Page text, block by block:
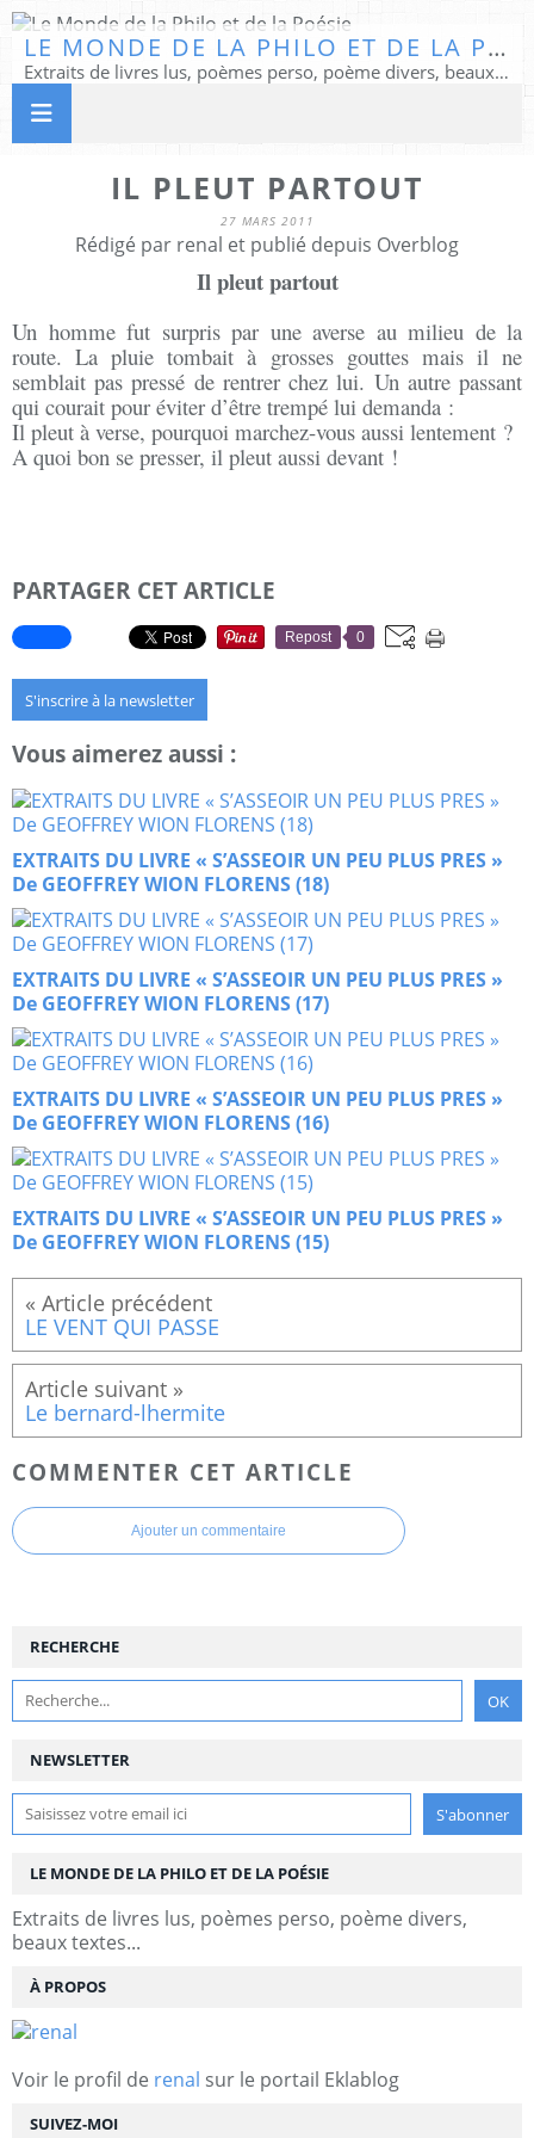
LE MONDE DE LA PHILO ET DE LA POÉSIE
Extraits de livres lus, poèmes perso, poème divers, beaux textes...
IL PLEUT PARTOUT
27 MARS 2011
Rédigé par renal et publié depuis Overblog
Il pleut partout
Un homme fut surpris par une averse au milieu de la
route. La pluie tombait à grosses gouttes mais il ne
semblait pas pressé de rentrer chez lui. Un autre passant
qui courait pour éviter d’être trempé lui demanda :
Il pleut à verse, pourquoi marchez-vous aussi lentement ?
A quoi bon se presser, il pleut aussi devant !
PARTAGER CET ARTICLE
Repost 0
S'inscrire à la newsletter
Vous aimerez aussi :
EXTRAITS DU LIVRE « S’ASSEOIR UN PEU PLUS PRES »
De GEOFFREY WION FLORENS (18)
EXTRAITS DU LIVRE « S’ASSEOIR UN PEU PLUS PRES »
De GEOFFREY WION FLORENS (17)
EXTRAITS DU LIVRE « S’ASSEOIR UN PEU PLUS PRES »
De GEOFFREY WION FLORENS (16)
EXTRAITS DU LIVRE « S’ASSEOIR UN PEU PLUS PRES »
De GEOFFREY WION FLORENS (15)
LE VENT QUI PASSE
Le bernard-lhermite
COMMENTER CET ARTICLE
Ajouter un commentaire
NEWSLETTER
SUIVEZ-MOI
RECHERCHE
LE MONDE DE LA PHILO ET DE LA POÉSIE
Extraits de livres lus, poèmes perso, poème divers,
beaux textes...
À PROPOS
Voir le profil de renal sur le portail Eklablog